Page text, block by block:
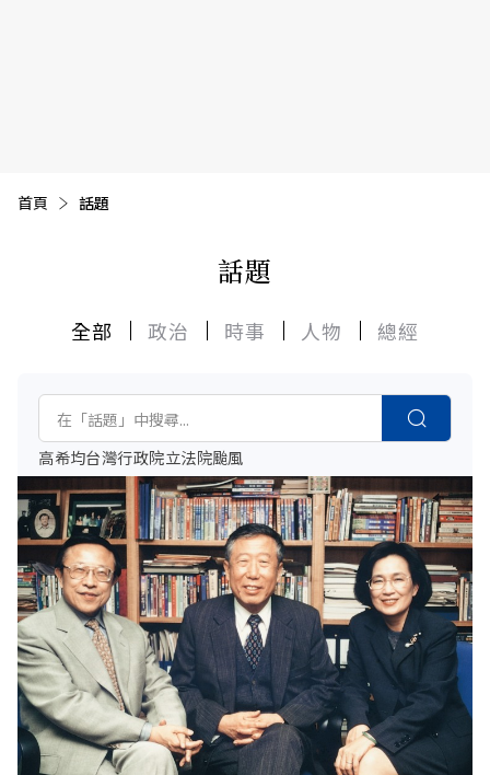
首頁 目前頁面：
話題
話題
全部 政治 時事 人物 總經
高希均台灣行政院立法院颱風